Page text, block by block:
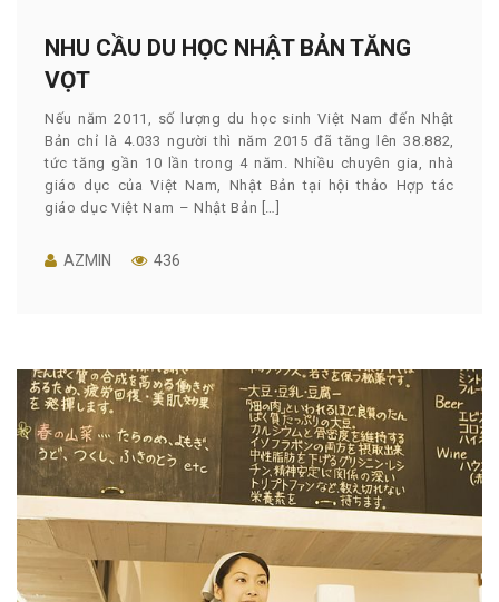
NHU CẦU DU HỌC NHẬT BẢN TĂNG
VỌT
Nếu năm 2011, số lượng du học sinh Việt Nam đến Nhật
Bản chỉ là 4.033 người thì năm 2015 đã tăng lên 38.882,
tức tăng gần 10 lần trong 4 năm. Nhiều chuyên gia, nhà
giáo dục của Việt Nam, Nhật Bản tại hội thảo Hợp tác
giáo dục Việt Nam – Nhật Bản […]
AZMIN 436